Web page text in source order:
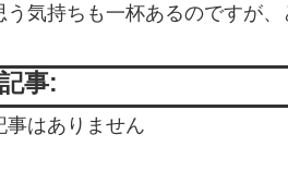
う気持ちも一杯あるのですが、
事:
事はありません